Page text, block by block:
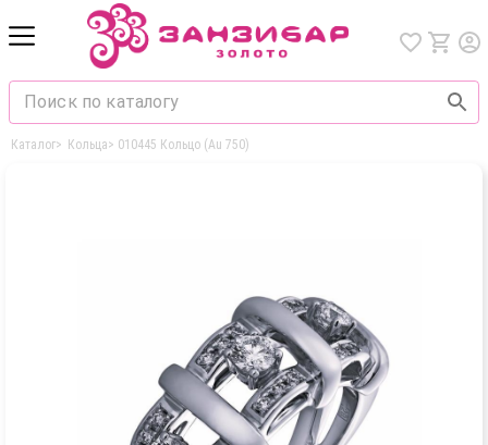
Каталог> Кольца> 010445 Кольцо (Au 750)